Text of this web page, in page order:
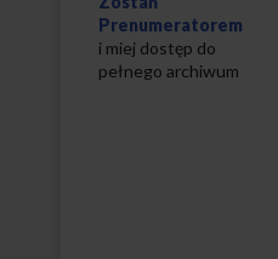
Prenumeratorem
i miej dostęp do
pełnego archiwum